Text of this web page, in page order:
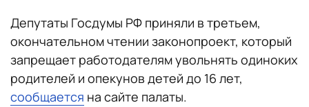
Депутаты Госдумы РФ приняли в третьем,
окончательном чтении законопроект, который
запрещает работодателям увольнять одиноких
родителей и опекунов детей до 16 лет,
сообщается на сайте палаты.